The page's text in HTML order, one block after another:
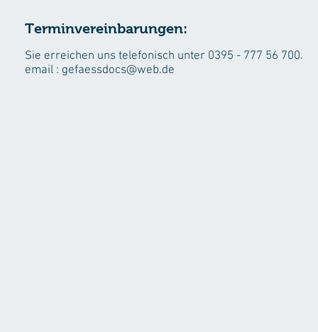
Terminvereinbarungen:
Sie erreichen uns telefonisch unter 0395 - 777 56 700.
email : gefaessdocs@web.de